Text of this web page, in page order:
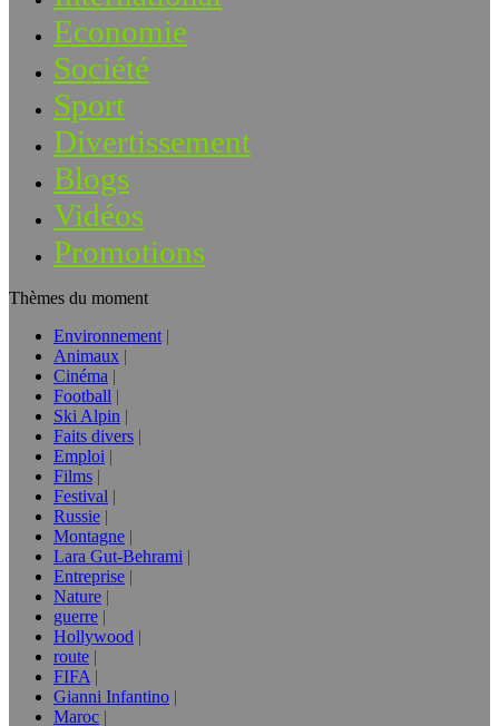
Economie
Société
Sport
Divertissement
Blogs
Vidéos
Promotions
Thèmes du moment
Environnement
Animaux
Cinéma
Football
Ski Alpin
Faits divers
Emploi
Films
Festival
Russie
Montagne
Lara Gut-Behrami
Entreprise
Nature
guerre
Hollywood
route
FIFA
Gianni Infantino
Maroc